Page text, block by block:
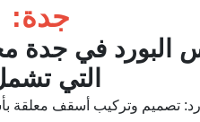
جدة:
البورد في جدة
التي
تصميم وتركيب أسقف معلقة